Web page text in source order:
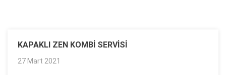
KAPAKLI ZEN KOMBI SERVISI
27 Mart 2021